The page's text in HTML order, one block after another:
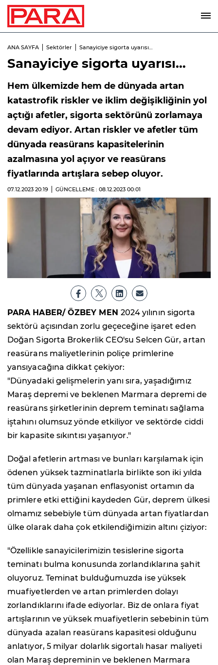
ANA SAYFA Sektörler Sanayiciye sigorta uyarısı…
Sanayiciye sigorta uyarısı…
Hem ülkemizde hem de dünyada artan
katastrofik riskler ve iklim değişikliğinin yol
açtığı afetler, sigorta sektörünü zorlamaya
devam ediyor. Artan riskler ve afetler tüm
dünyada reasürans kapasitelerinin
azalmasına yol açıyor ve reasürans
fiyatlarında artışlara sebep oluyor.
07.12.2023 20:19 GÜNCELLEME : 08.12.2023 00:01
PARA HABER/ ÖZBEY MEN 2024 yılının sigorta
sektörü açısından zorlu geçeceğine işaret eden
Doğan Sigorta Brokerlik CEO'su Selcen Gür, artan
reasürans maliyetlerinin poliçe primlerine
yansıyacağına dikkat çekiyor:
"Dünyadaki gelişmelerin yanı sıra, yaşadığımız
Maraş depremi ve beklenen Marmara depremi de
reasürans şirketlerinin deprem teminatı sağlama
iştahını olumsuz yönde etkiliyor ve sektörde ciddi
bir kapasite sıkıntısı yaşanıyor."
Doğal afetlerin artması ve bunları karşılamak için
ödenen yüksek tazminatlarla birlikte son iki yılda
tüm dünyada yaşanan enflasyonist ortamın da
primlere etki ettiğini kaydeden Gür, deprem ülkesi
olmamız sebebiyle tüm dünyada artan fiyatlardan
ülke olarak daha çok etkilendiğimizin altını çiziyor:
"Özellikle sanayicilerimizin tesislerine sigorta
teminatı bulma konusunda zorlandıklarına şahit
oluyoruz. Teminat bulduğumuzda ise yüksek
muafiyetlerden ve artan primlerden dolayı
zorlandıklarını ifade ediyorlar. Biz de onlara fiyat
artışlarının ve yüksek muafiyetlerin sebebinin tüm
dünyada azalan reasürans kapasitesi olduğunu
anlatıyor, 5 milyar dolarlık sigortalı hasar maliyeti
olan Maraş depreminin ve beklenen Marmara